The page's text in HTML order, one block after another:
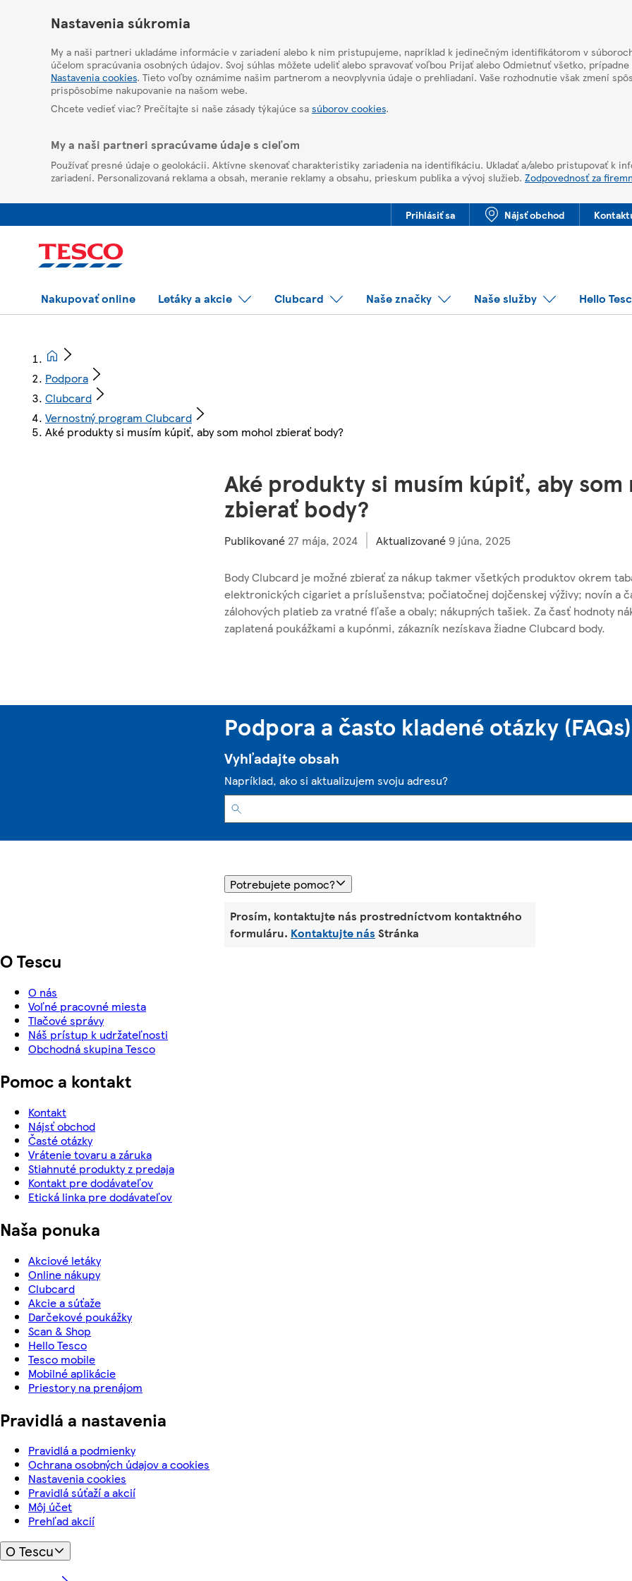
HelpPage
Nastavenia súkromia
My a naši partneri ukladáme informácie v zariadení alebo k nim pristupujeme, napríklad k jedinečným identifikátorom v
účelom spracúvania osobných údajov. Svoj súhlas môžete udeliť alebo spravovať voľbou Prijať alebo Odmietnuť všetko,
Nastavenia cookies. Tieto voľby oznámime našim partnerom a neovplyvnia údaje o prehliadaní. Vaše rozhodnutie však zmení
prispôsobíme nakupovanie na našom webe.
Chcete vedieť viac? Prečítajte si naše zásady týkajúce sa súborov cookies.
My a naši partneri spracúvame údaje s cieľom
Používať presné údaje o geolokácii. Aktívne skenovať charakteristiky zariadenia na identifikáciu. Ukladať a/alebo pristupovať k
zariadení. Personalizovaná reklama a obsah, meranie reklamy a obsahu, prieskum publika a vývoj služieb. Zodpovednosť za
Prihlásiť sa Nájsť obchod
Nakupovať online Letáky a akcie Clubcard Naše značky Naše služby Hello
Podpora
Clubcard
Vernostný program Clubcard
Aké produkty si musím kúpiť, aby som mohol zbierať body?
Aké produkty si musím kúpiť, aby som
zbierať body?
Publikované 27 mája, 2024 Aktualizované9 júna, 2025
Body Clubcard je možné zbierať za nákup takmer všetkých produktov okrem
elektronických cigariet a príslušenstva; počiatočnej dojčenskej výživy; novín a
zálohových platieb za vratné fľaše a obaly; nákupných tašiek. Za časť hodnoty
zaplatená poukážkami a kupónmi, zákazník nezískava žiadne Clubcard body.
Podpora a často kladené otázky (FAQs)
Vyhľadajte obsah
Napríklad, ako si aktualizujem svoju adresu?
Potrebujete pomoc?
Prosím, kontaktujte nás prostredníctvom kontaktného
formuláru. Kontaktujte nás Stránka
O Tescu
O nás
Voľné pracovné miesta
Tlačové správy
Náš prístup k udržateľnosti
Obchodná skupina Tesco
Pomoc a kontakt
Kontakt
Nájsť obchod
Časté otázky
Vrátenie tovaru a záruka
Stiahnuté produkty z predaja
Kontakt pre dodávateľov
Etická linka pre dodávateľov
Naša ponuka
Akciové letáky
Online nákupy
Clubcard
Akcie a súťaže
Darčekové poukážky
Scan & Shop
Hello Tesco
Tesco mobile
Mobilné aplikácie
Priestory na prenájom
Pravidlá a nastavenia
Pravidlá a podmienky
Ochrana osobných údajov a cookies
Nastavenia cookies
Pravidlá súťaží a akcií
Môj účet
Prehľad akcií
O Tescu